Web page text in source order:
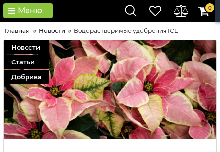
Меню 0
Главная Новости Водорастворимые удобрения ICL
Новости
Статьи
Добрива